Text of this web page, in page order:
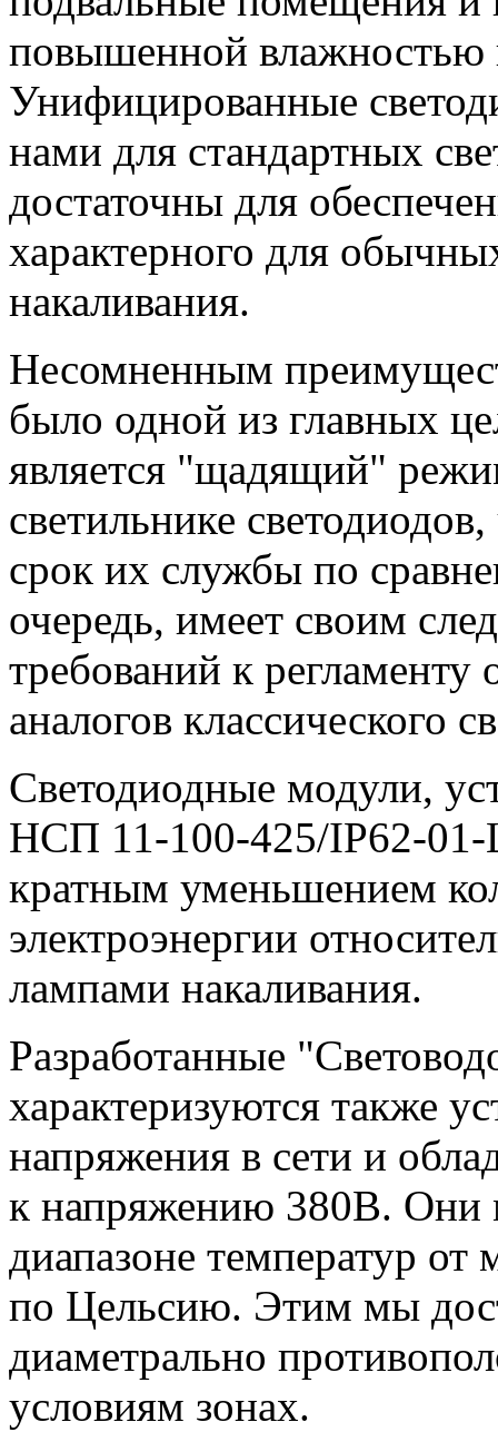
повышенной влажностью
Унифицированные
нами для стандартных
достаточны для
характерного для
накаливания.
Несомненным
было одной из главных
является "щадящий"
светильнике
срок их службы по
очередь, имеет своим
требований к
аналогов классического
Светодиодные модули,
НСП 11-100-425/IP62-01-
кратным уменьшением
электроэнергии
лампами накаливания.
Разработанные
характеризуются также
напряжения в сети и
к напряжению 380В. Они
диапазоне температур
по Цельсию. Этим мы
диаметрально
условиям зонах.